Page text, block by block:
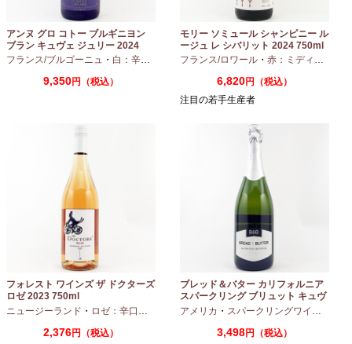
アンヌ グロ コトー ブルギニヨン
ブラン キュヴェ ジュリー 2024
フランス/ブルゴーニュ ・ 白：辛口 シャルドネ
9,350円（税込）
モリー ソミュール シャンピニー ル
ージュ レ シバリット 2024 750ml
フランス/ロワール ・ 赤：ミディアムボディ
6,820円（税込）
注目の若手生産者
フォレスト ワインズ ザ ドクターズ
ロゼ 2023 750ml
ニュージーランド ・ ロゼ：辛口 ピノノワール
2,376円（税込）
ブレッド＆バター カリフォルニア
スパークリング ブリュット キュヴ
ェ NV 750ml
アメリカ ・ スパークリングワイン
3,498円（税込）